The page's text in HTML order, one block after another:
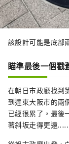
該設計可能是底部
瞄準最後一個戳
在朝日市政廳找到
到達東大阪市的兩
已經很累了。最後
著斜坂走得更遠